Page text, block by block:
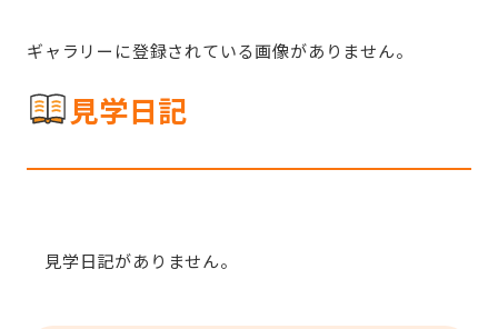
ギャラリーに登録されている画像がありません。
見学日記
見学日記がありません。